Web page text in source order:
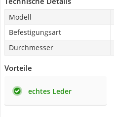
Modell
Befestigungsart
Durchmesser
Vorteile
echtes Leder